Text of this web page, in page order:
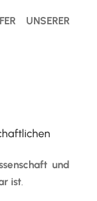
UNSERER
und
ist.